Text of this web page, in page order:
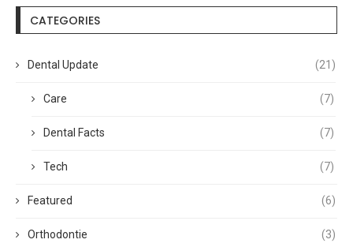
CATEGORIES
Dental Update (21)
Care (7)
Dental Facts (7)
Tech (7)
Featured (6)
Orthodontie (3)